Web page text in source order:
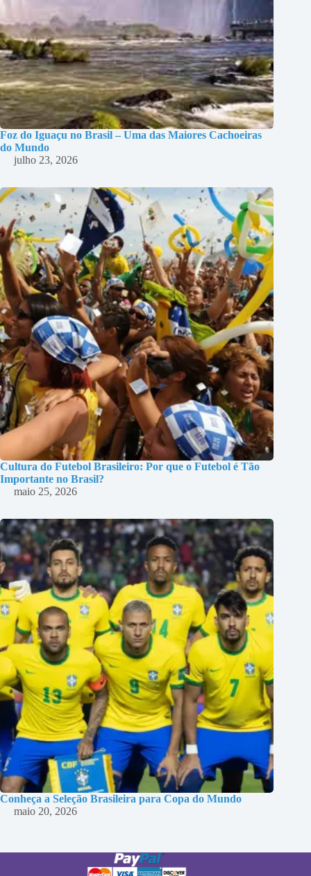
Foz do Iguaçu no Brasil – Uma das Maiores Cachoeiras
do Mundo
julho 23, 2026
Cultura do Futebol Brasileiro: Por que o Futebol é Tão
Importante no Brasil?
maio 25, 2026
Conheça a Seleção Brasileira para Copa do Mundo
maio 20, 2026